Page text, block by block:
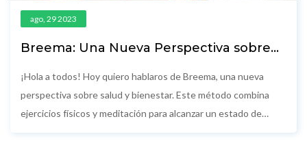
ago, 29 2023
Breema: Una Nueva Perspectiva sobre
¡Hola a todos! Hoy quiero hablaros de Breema, una nueva
perspectiva sobre salud y bienestar. Este método combina
ejercicios físicos y meditación para alcanzar un estado de